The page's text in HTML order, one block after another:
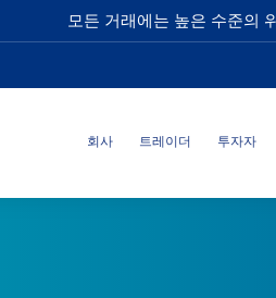
모든 거래에는 높은 수준의
회사 트레이더 투자자